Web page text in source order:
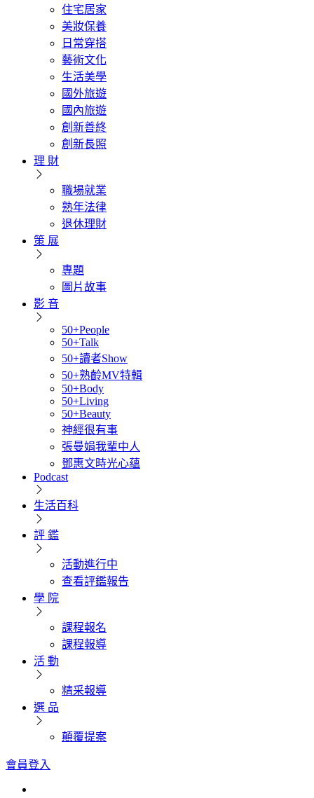
住宅居家
美妝保養
日常穿搭
藝術文化
生活美學
國外旅遊
國內旅遊
創新善終
創新長照
理 財
職場就業
熟年法律
退休理財
策 展
專題
圖片故事
影 音
50+People
50+Talk
50+讀者Show
50+熟齡MV特輯
50+Body
50+Living
50+Beauty
神經很有事
張曼娟我輩中人
鄧惠文時光心蘊
Podcast
生活百科
評 鑑
活動進行中
查看評鑑報告
學 院
課程報名
課程報導
活 動
精采報導
選 品
顛覆提案
會員登入